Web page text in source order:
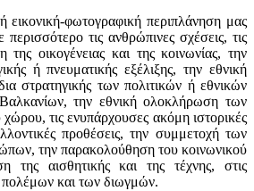
εικονική-φωτογραφική περιπλάνηση μας
τις ανθρώπινες σχέσεις, τις
της οικογένειας και της κοινωνίας, την
ή πνευματικής εξέλιξης, την εθνική
στρατηγικής των πολιτικών ή εθνικών
την εθνική ολοκλήρωση των
τις ενυπάρχουσες ακόμη ιστορικές
προθέσεις, την συμμετοχή των
την παρακολούθηση του κοινωνικού
της αισθητικής και της τέχνης, στις
και των διωγμών.